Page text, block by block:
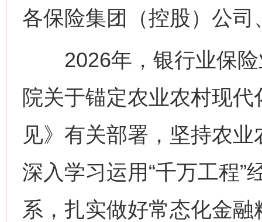
各保险集团（控股）公司
2026年，银行业保险
院关于锚定农业农村现
见》有关部署，坚持农
深入学习运用“千万工程”
系，扎实做好常态化金